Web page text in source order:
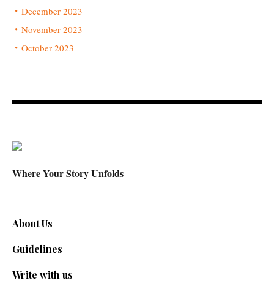
December 2023
November 2023
October 2023
Where Your Story Unfolds
About Us
Guidelines
Write with us